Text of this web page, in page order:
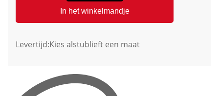
In het winkelmandje
Levertijd:Kies alstublieft een maat